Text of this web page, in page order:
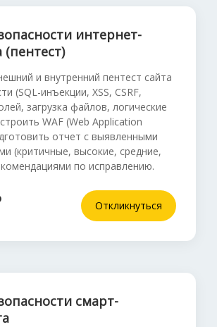
интернет-
(пентест)
и внутренний пентест сайта
(SQL-инъекции, XSS, CSRF,
загрузка файлов, логические
WAF (Web Application
отчет с выявленными
(критичные, высокие, средние,
по исправлению.
Откликнуться
смарт-